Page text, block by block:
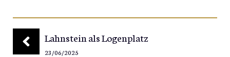
Lahnstein als Logenplatz
23/06/2025